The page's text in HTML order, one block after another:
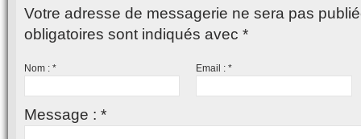
Votre adresse de messagerie ne sera pas
obligatoires sont indiqués avec *
Nom : * Email :*
Message : *